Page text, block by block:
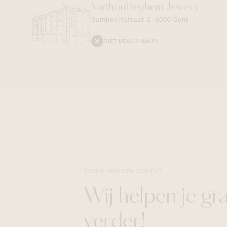
Vanhoutteghem Jewelry
Dampoortstraat 2, 9000 Gent
NIET BESCHIKBAAR
Wij helpen je